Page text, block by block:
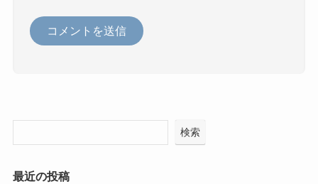
検索
最近の投稿